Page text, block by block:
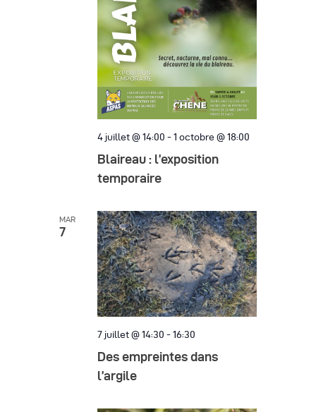
u
e
s
É
v
è
n
m
e
n
t
s
4 juillet @ 14:00 - 1 octobre @ 18:00
Blaireau : l’exposition
temporaire
MAR
7
7 juillet @ 14:30 - 16:30
Des empreintes dans
l’argile